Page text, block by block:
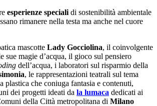
esperienze speciali di sostenibilità ambientale
rimanere nella testa ma anche nel cuore
mascotte Lady Gocciolina, il coinvolgente
sue magie d’acqua, il gioco sul pensiero
dell’acqua, i laboratori sul risparmio della
, le rappresentazioni teatrali sul tema
plastica che coniuga fantasia e contenuti,
dei progetti ideati da la lumaca dedicati ai
della Città metropolitana di Milano